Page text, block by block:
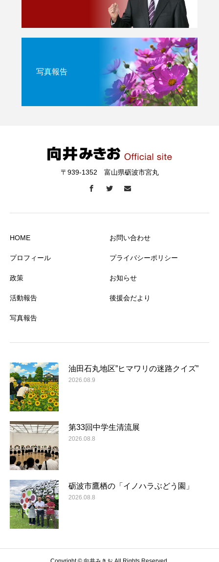
写真報告
〒939-1352 富山県砺波市宮丸
HOME
プロフィール
政策
活動報告
写真報告
お問い合わせ
プライバシーポリシー
お知らせ
後援会だより
油田石丸地区”ヒマワリの迷路クイズ”
2026.08.9
第33回中学生清流展
2026.08.8
砺波市鷹栖の「イノハラぶどう園」
2026.08.8